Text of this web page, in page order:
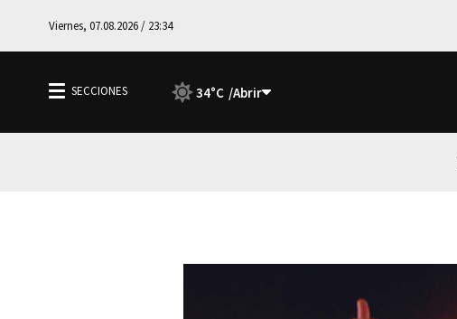
Viernes, 07.08.2026 / 23:34
34°C